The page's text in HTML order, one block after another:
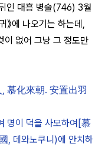
인 대흥 병술(746) 3월
》에 나오기는 하는데,
이 없어 그냥 그 정도만
慕化來朝. 安置出羽
명이 덕을 사모하여[慕
, 데와노쿠니)에 안치하